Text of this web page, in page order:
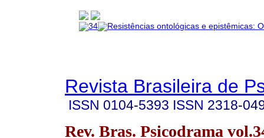
Revista Brasileira de
ISSN 0104-5393 ISSN 2318-
Rev. Bras. Psicodrama